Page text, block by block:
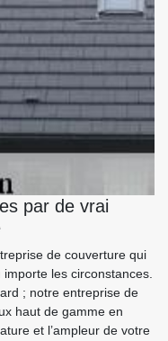
par de vrai
de couverture qui
les circonstances.
; notre entreprise de
haut de gamme en
et l’ampleur de votre